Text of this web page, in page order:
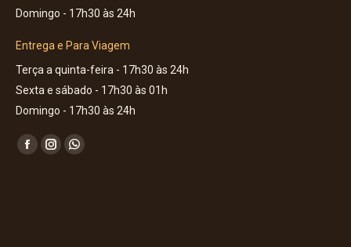
Domingo - 17h30 às 24h
Entrega e Para Viagem
Terça a quinta-feira - 17h30 às 24h
Sexta e sábado - 17h30 às 01h
Domingo - 17h30 às 24h
Encontre-nos em:
Facebook
InstagramWhatsapp